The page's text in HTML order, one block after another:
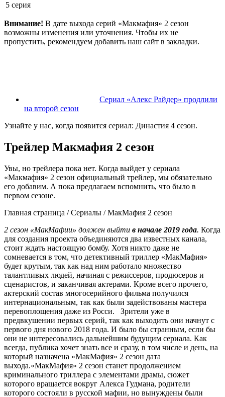
5 серия
Внимание! В дате выхода серий «Макмафия» 2 сезон
возможны изменения или уточнения. Чтобы их не
пропустить, рекомендуем добавить наш сайт в закладки.
Сериал «Алекс Райдер» продлили
на второй сезон
Узнайте у нас, когда появится сериал: Династия 4 сезон.
Трейлер Макмафия 2 сезон
Увы, но трейлера пока нет. Когда выйдет у сериала
«Макмафия» 2 сезон официальный трейлер, мы обязательно
его добавим. А пока предлагаем вспомнить, что было в
первом сезоне.
Главная страница / Сериалы / МакМафия 2 сезон
2 сезон «МакМафии» должен выйти в начале 2019 года. Когда
для создания проекта объединяются два известных канала,
стоит ждать настоящую бомбу. Хотя никто даже не
сомневается в том, что детективный триллер «МакМафия»
будет крутым, так как над ним работало множество
талантливых людей, начиная с режиссеров, продюсеров и
сценаристов, и заканчивая актерами. Кроме всего прочего,
актерский состав многосерийного фильма получился
интернациональным, так как были задействованы мастера
перевоплощения даже из Росси. Зрители уже в
предвкушении первых серий, так как выходить они начнут с
первого дня нового 2018 года. И было бы странным, если бы
они не интересовались дальнейшим будущим сериала. Как
всегда, публика хочет знать все и сразу, в том числе и день, на
который назначена «МакМафия» 2 сезон дата
выхода.«МакМафия» 2 сезон станет продолжением
криминального триллера с элементами драмы, сюжет
которого вращается вокруг Алекса Гудмана, родители
которого состояли в русской мафии, но вынуждены были